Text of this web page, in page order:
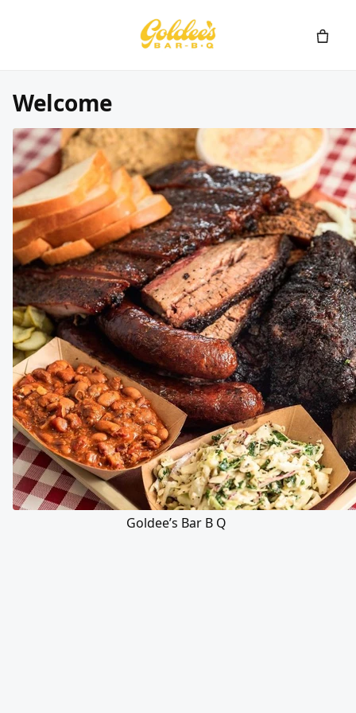
Welcome
Goldee’s Bar B Q